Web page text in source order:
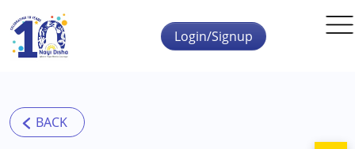
Skip to main content
Login/Signup